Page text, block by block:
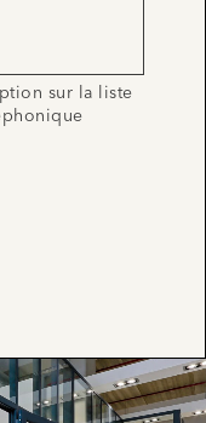
sur la liste